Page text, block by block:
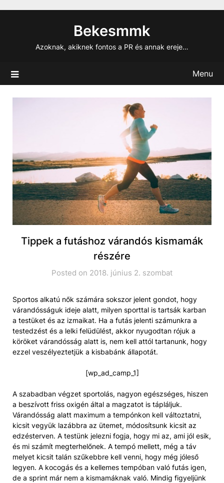
Bekesmmk
Azoknak, akiknek fontos a PR és annak ereje…
Menu
Tippek a futáshoz várandós kismamák
részére
Posted on 2018. június 2. szombat
Sportos alkatú nők számára sokszor jelent gondot, hogy
várandósságuk ideje alatt, milyen sporttal is tartsák karban
a testüket és az izmaikat. Ha a futás jelenti számunkra a
testedzést és a lelki felüdülést, akkor nyugodtan rójuk a
köröket várandósság alatt is, nem kell attól tartanunk, hogy
ezzel veszélyeztetjük a kisbabánk állapotát.
[wp_ad_camp_1]
A szabadban végzet sportolás, nagyon egészséges, hiszen
a beszívott friss oxigén által a magzatot is tápláljuk.
Várandósság alatt maximum a tempónkon kell változtatni,
kicsit vegyük lazábbra az ütemet, módosítsunk kicsit az
edzésterven. A testünk jelezni fogja, hogy mi az, ami jól esik,
és mi számít megterhelőnek. A tempó mellett, még a táv
melyet kicsit talán szűkebbre kell venni, hogy még jóleső
legyen. A kocogás és a kellemes tempóban való futás igen,
de a sprint már nem a kismamáknak való. Mindig figyeljünk